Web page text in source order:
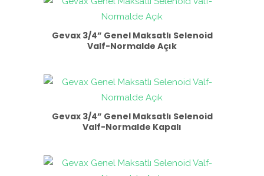
Gevax 3/4” Genel Maksatlı Selenoid
Valf-Normalde Açık
Gevax 3/4” Genel Maksatlı Selenoid
Valf-Normalde Kapalı